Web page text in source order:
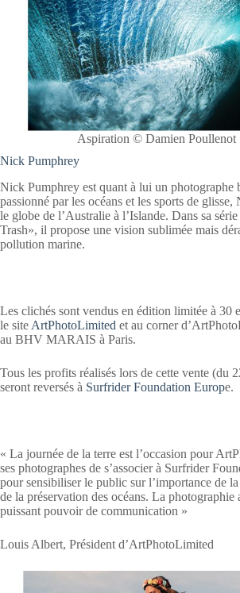
Aspiration © Damien Poullenot
Nick Pumphrey
Nick Pumphrey est quant à lui un photographe
passionné par les océans et les sports de
le globe de l’Australie à l’Islande. Dans sa série
Trash», il propose une vision sublimée mais
pollution marine.
Les clichés sont vendus en édition limitée à 30
le site ArtPhotoLimited et au corner
au BHV MARAIS à Paris.
Tous les profits réalisés lors de cette vente (du
seront reversés à Surfrider Foundation Europe.
« La journée de la terre est l’occasion pour
ses photographes de s’associer à Surfrider
pour sensibiliser le public sur l’importance de
de la préservation des océans. La photographie
puissant pouvoir de communication »
Louis Albert, Président d’ArtPhotoLimited